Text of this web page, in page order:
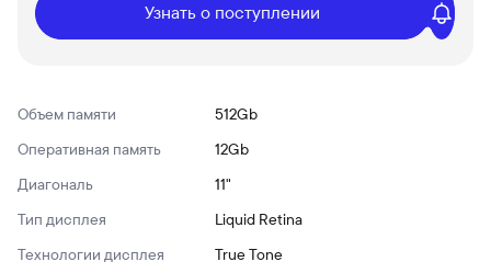
Узнать о поступлении
Объем памяти
512Gb
Оперативная память
12Gb
Диагональ
11"
Тип дисплея
Liquid Retina
Технологии дисплея
True Tone